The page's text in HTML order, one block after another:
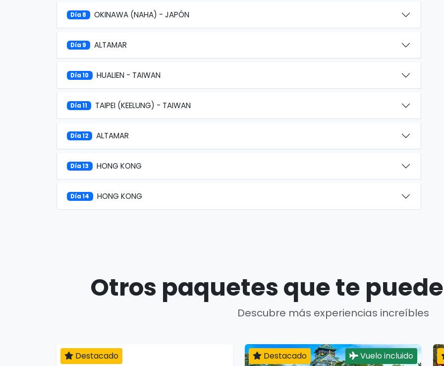
Día 8 OKINAWA (NAHA) - JAPÓN
Día 9 ALTAMAR
Día 10 HUALIEN - TAIWAN
Día 11 TAIPEI (KEELUNG) - TAIWAN
Día 12 ALTAMAR
Día 13 HONG KONG
Día 14 HONG KONG
Otros paquetes que te
Descubre más experiencias increíbles
Destacado Destacado Vuelo incluido